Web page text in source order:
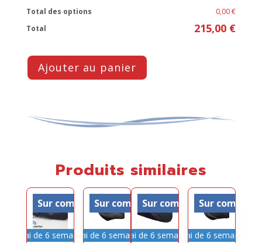
Total des options
0,00 €
Total
215,00 €
Ajouter au panier
Produits similaires
Sur commande
Délai de 6 semaines
Sur commande
Délai de 6 semaines
Sur commande
Délai de 6 semaines
Sur
Délai de 6 semaines